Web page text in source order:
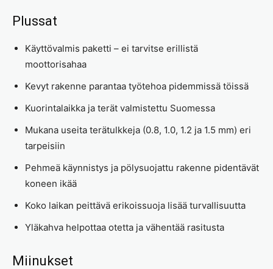
Plussat
Käyttövalmis paketti – ei tarvitse erillistä
moottorisahaa
Kevyt rakenne parantaa työtehoa pidemmissä töissä
Kuorintalaikka ja terät valmistettu Suomessa
Mukana useita terätulkkeja (0.8, 1.0, 1.2 ja 1.5 mm) eri
tarpeisiin
Pehmeä käynnistys ja pölysuojattu rakenne pidentävät
koneen ikää
Koko laikan peittävä erikoissuoja lisää turvallisuutta
Yläkahva helpottaa otetta ja vähentää rasitusta
Miinukset